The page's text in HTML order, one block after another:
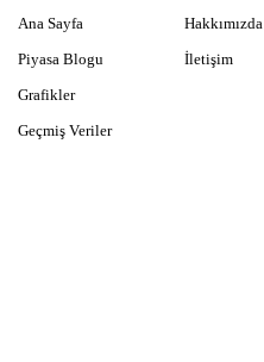
Ana Sayfa
Piyasa Blogu
Grafikler
Geçmiş Veriler
Hakkımızda
İletişim